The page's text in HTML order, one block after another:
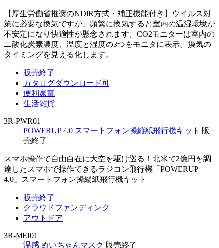
【厚生労働省推奨のNDIR方式・補正機能付き】ウイルス対
策に必要な換気ですが、頻繁に換気すると室内の温湿環境が
不安定になり快適性が懸念されます。CO2モニターは室内の
二酸化炭素濃度、温度と湿度の3つをモニタに表示。換気の
タイミングを見える化します。
販売終了
カタログダウンロード可
便利家電
生活雑貨
3R-PWR01
POWERUP 4.0 スマートフォン操縦紙飛行機キット 販
売終了
スマホ操作で自由自在に大空を駆け巡る！北米で2億円を調
達したスマホで操作できるラジコン飛行機「POWERUP
4.0」スマートフォン操縦紙飛行機キット
販売終了
クラウドファンディング
アウトドア
3R-MEI01
温感 めいちゃんマスク 販売終了